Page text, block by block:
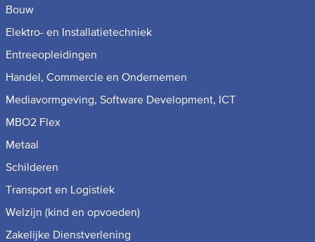
Bouw
Elektro- en Installatietechniek
Entreeopleidingen
Handel, Commercie en Ondernemen
Mediavormgeving, Software Development, ICT
MBO2 Flex
Metaal
Schilderen
Transport en Logistiek
Welzijn (kind en opvoeden)
Zakelijke Dienstverlening